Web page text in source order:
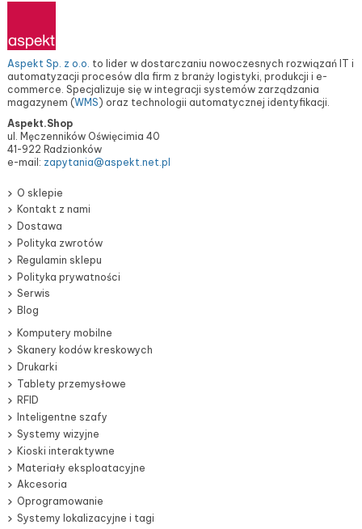
Aspekt Sp. z o.o. to lider w dostarczaniu nowoczesnych rozwiązań IT i
automatyzacji procesów dla firm z branży logistyki, produkcji i e-
commerce. Specjalizuje się w integracji systemów zarządzania
magazynem (WMS) oraz technologii automatycznej identyfikacji.
Aspekt.Shop
ul. Męczenników Oświęcimia 40
41-922 Radzionków
e-mail: zapytania@aspekt.net.pl
O sklepie
Kontakt z nami
Dostawa
Polityka zwrotów
Regulamin sklepu
Polityka prywatności
Serwis
Blog
Komputery mobilne
Skanery kodów kreskowych
Drukarki
Tablety przemysłowe
RFID
Inteligentne szafy
Systemy wizyjne
Kioski interaktywne
Materiały eksploatacyjne
Akcesoria
Oprogramowanie
Systemy lokalizacyjne i tagi